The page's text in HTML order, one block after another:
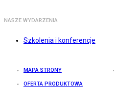
NASZE WYDARZENIA
Szkolenia i konferencje
MAPA STRONY
OFERTA PRODUKTOWA